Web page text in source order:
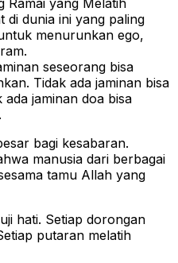
di dunia ini yang paling
menurunkan ego,
seseorang bisa
Tidak ada jaminan bisa
jaminan doa bisa
bagi kesabaran.
manusia dari berbagai
tamu Allah yang
hati. Setiap dorongan
putaran melatih